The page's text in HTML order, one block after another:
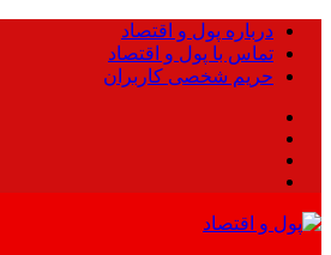
درباره پول و اقتصاد
تماس با پول و اقتصاد
حریم شخصی کاربران